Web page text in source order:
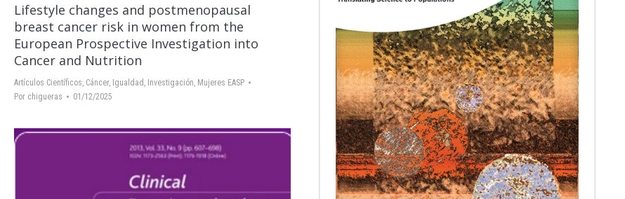
Lifestyle changes and postmenopausal
breast cancer risk in women from the
European Prospective Investigation into
Cancer and Nutrition
Artículos Científicos Cáncer, Igualdad Investigación Mujeres EASP
Por chigueras 01/12/2025